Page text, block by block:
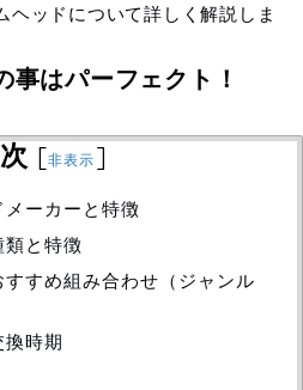
ヘッドについて詳しく解説しま
はパーフェクト！
[非表示 ]
ーカーと特徴
類と特徴
すめ組み合わせ（ジャンル
換時期